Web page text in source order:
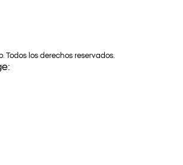
los derechos reservados.